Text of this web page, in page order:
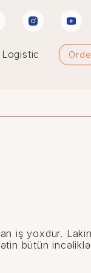
Logistic
iş yoxdur.
bütün